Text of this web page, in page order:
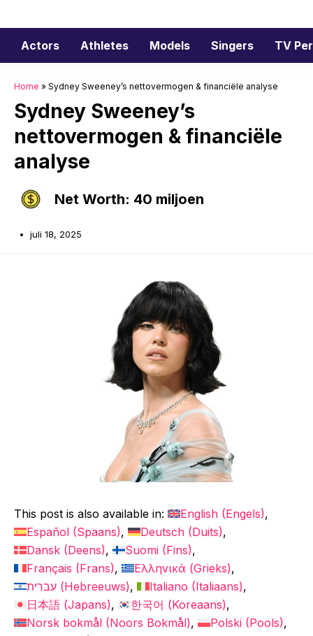
naar
inhoud
Actors Athletes Models Singers TV
Home » Sydney Sweeney’s nettovermogen & financiële analyse
Sydney Sweeney’s
nettovermogen & financiële
analyse
Net Worth: 40 miljoen
juli 18, 2025
This post is also available in: English (Engels)
Español (Spaans) Deutsch (Duits)
Dansk (Deens) Suomi (Fins)
Français (Frans) Ελληνικά (Grieks)
עברית (Hebreeuws) Italiano (Italiaans)
日本語 (Japans) 한국어 (Koreaans)
Norsk bokmål (Noors Bokmål) Polski (Pools)